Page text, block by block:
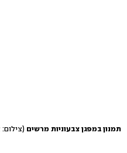
תמנון במפגן צבעוניות מרשים (צילום: